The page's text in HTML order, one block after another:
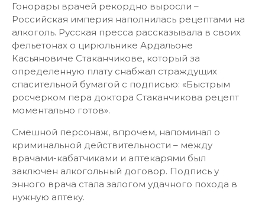
Гонорары врачей рекордно выросли –
Российская империя наполнилась рецептами на
алкоголь. Русская пресса рассказывала в своих
фельетонах о цирюльнике Ардальоне
Касьяновиче Стаканчикове, который за
определенную плату снабжал страждущих
спасительной бумагой с подписью: «Быстрым
росчерком пера доктора Стаканчикова рецепт
моментально готов».
Смешной персонаж, впрочем, напоминал о
криминальной действительности – между
врачами-кабатчиками и аптекарями был
заключен алкогольный договор. Подпись у
энного врача стала залогом удачного похода в
нужную аптеку.